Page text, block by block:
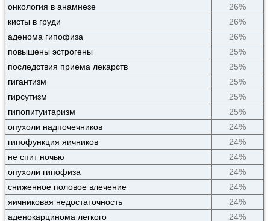
онкология в анамнезе
26%
кисты в груди
26%
аденома гипофиза
26%
повышены эстрогены
25%
последствия приема лекарств
25%
гигантизм
25%
гирсутизм
25%
гипопитуитаризм
25%
опухоли надпочечников
24%
гипофункция яичников
24%
не спит ночью
24%
опухоли гипофиза
24%
сниженное половое влечение
24%
яичниковая недостаточность
24%
аденокарцинома легкого
24%